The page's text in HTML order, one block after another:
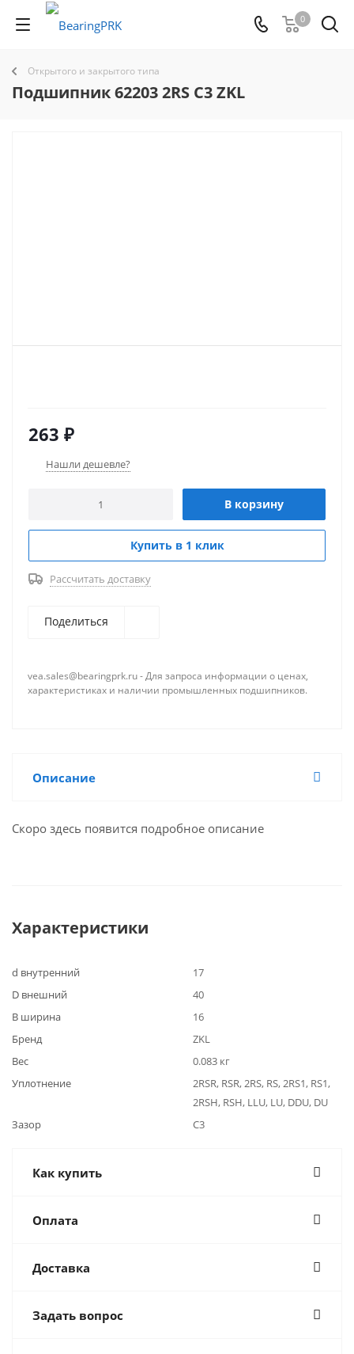
0
Открытого и закрытого типа
Подшипник 62203 2RS C3 ZKL
263 ₽
Нашли дешевле?
В корзину
Купить в 1 клик
Рассчитать доставку
Поделиться
vea.sales@bearingprk.ru - Для запроса информации о ценах,
характеристиках и наличии промышленных подшипников.
Описание
Скоро здесь появится подробное описание
Характеристики
d внутренний
17
D внешний
40
B ширина
16
Бренд
ZKL
Вес
0.083 кг
Уплотнение
2RSR, RSR, 2RS, RS, 2RS1, RS1,
2RSH, RSH, LLU, LU, DDU, DU
Зазор
C3
Как купить
Оплата
Доставка
Задать вопрос